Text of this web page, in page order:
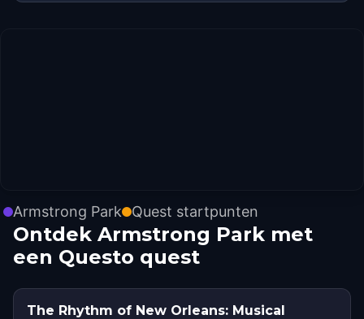
Armstrong Park Quest startpunten
Ontdek Armstrong Park met
een Questo quest
The Rhythm of New Orleans: Musical